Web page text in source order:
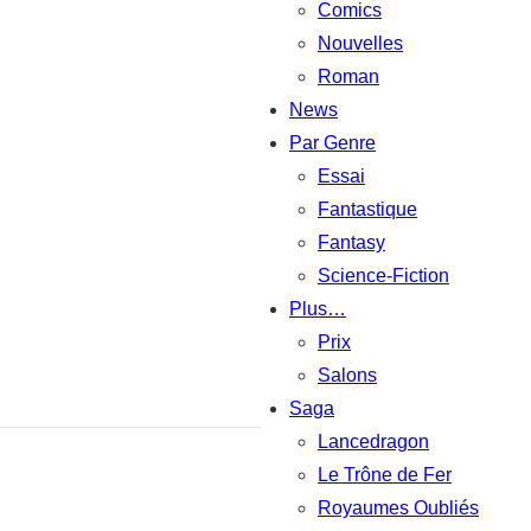
Comics
Nouvelles
Roman
News
Par Genre
Essai
Fantastique
Fantasy
Science-Fiction
Plus…
Prix
Salons
Saga
Lancedragon
Le Trône de Fer
Royaumes Oubliés